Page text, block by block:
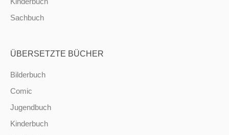
Sachbuch
ÜBERSETZTE BÜCHER
Bilderbuch
Comic
Jugendbuch
Kinderbuch